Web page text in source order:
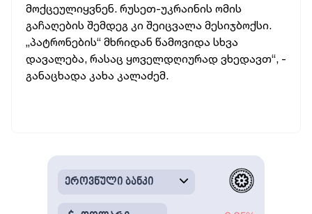
მოქცეულიყვნენ. რუსეთ-უკრაინის ომის
გაჩაღების შემდეგ კი შეიცვალა მესიჯბოქსი.
„პატრონების“ მხრიდან წამოვიდა სხვა
დავალება, რასაც ყოველდღიურად ვხედავთ“, -
განაცხადა კახა კალაძემ.